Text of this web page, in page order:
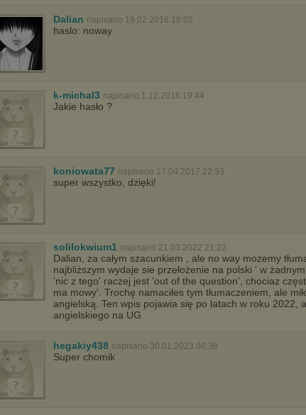
Dalian napisano 19.02.2016 18:02
haslo: noway
k-michal3 napisano 1.12.2016 19:44
Jakie hasło ?
koniowata77 napisano 17.04.2017 22:33
super wszystko, dzięki!
solilokwium1 napisano 21.03.2022 21:22
Dalian, za całym szacunkiem , ale no way mozemy
najbliższym wydaje sie przełożenie na polski ' w
'nic z tego' raczej jest 'out of the question', chociaz
ma mowy'. Trochę namaciłes tym tłumaczeniem, ale
angielską. Ten wpis pojawia się po latach w roku 2022,
angielskiego na UG
hegakiy438 napisano 30.01.2023 08:38
Super chomik